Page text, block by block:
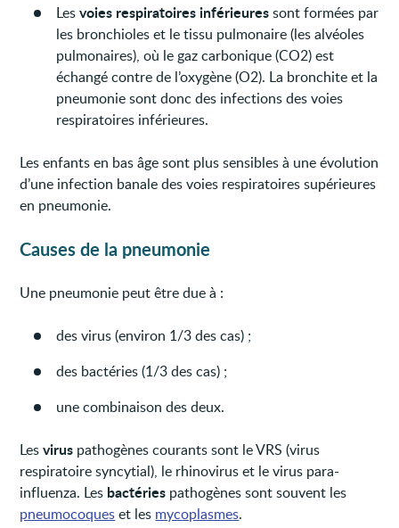
Lesvoies respiratoires inférieuressont formées par
les bronchioles et le tissu pulmonaire (les alvéoles
pulmonaires), où le gaz carbonique (CO2) est
échangé contre de l’oxygène (O2). La bronchite et la
pneumonie sont donc des infections des voies
respiratoires inférieures.
Les enfants en bas âge sont plus sensibles à une évolution
d’une infection banale des voies respiratoires supérieures
en pneumonie.
Causes de la pneumonie
Une pneumonie peut être due à :
des virus (environ 1/3 des cas) ;
des bactéries (1/3 des cas) ;
une combinaison des deux.
Lesvirus pathogènes courants sont le VRS (virus
respiratoire syncytial), le rhinovirus et le virus para-
influenza. Les bactéries pathogènes sont souvent les
pneumocoqueset les mycoplasmes.